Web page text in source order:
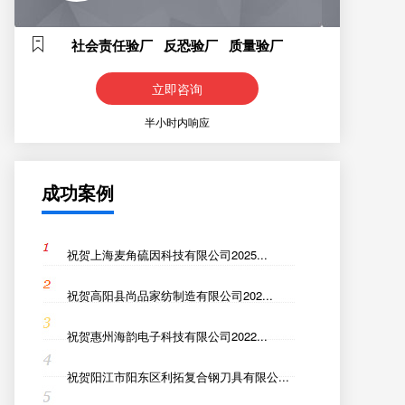
社会责任验厂 反恐验厂 质量验厂
立即咨询
半小时内响应
成功案例
祝贺上海麦角硫因科技有限公司2025...
祝贺高阳县尚品家纺制造有限公司202...
祝贺惠州海韵电子科技有限公司2022...
祝贺阳江市阳东区利拓复合钢刀具有限公...